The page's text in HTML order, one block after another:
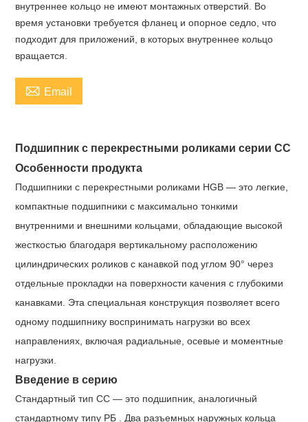
внутреннее кольцо не имеют монтажных отверстий. Во
время установки требуется фланец и опорное седло, что
подходит для приложений, в которых внутреннее кольцо
вращается.
 Email
Подшипник с перекрестными роликами серии СС
Особенности продукта
Подшипники с перекрестными роликами HGB — это легкие,
компактные подшипники с максимально тонкими
внутренними и внешними кольцами, обладающие высокой
жесткостью благодаря вертикальному расположению
цилиндрических роликов с канавкой под углом 90° через
отдельные прокладки на поверхности качения с глубокими
канавками. Эта специальная конструкция позволяет всего
одному подшипнику воспринимать нагрузки во всех
направлениях, включая радиальные, осевые и моментные
нагрузки.
Введение в серию
Стандартный тип СС — это подшипник, аналогичный
стандартному типу РБ . Два разъемных наружных кольца